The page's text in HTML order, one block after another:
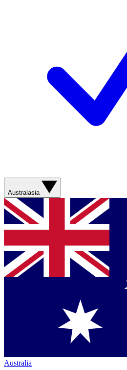
Australasia
Australia